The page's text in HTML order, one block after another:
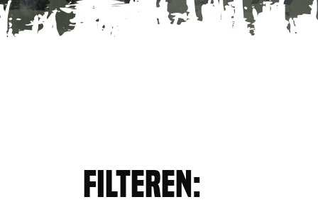
Filteren: